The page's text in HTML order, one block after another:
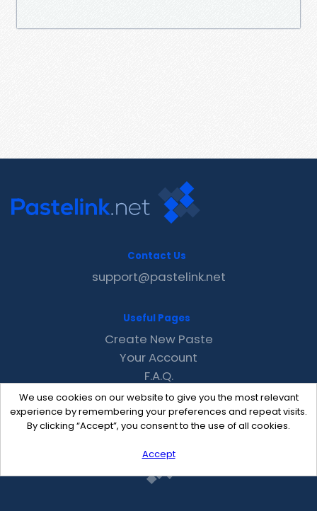
We use cookies on our website to give you the most relevant
experience by remembering your preferences and repeat visits.
By clicking “Accept”, you consent to the use of all cookies.
Accept
Contact Us
support@pastelink.net
Useful Pages
Create New Paste
Your Account
F.A.Q.
Recent
Contact